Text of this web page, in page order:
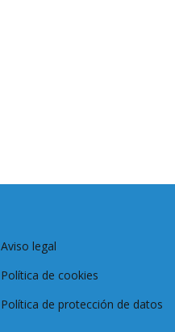
Aviso legal
Política de cookies
Política de protección de datos